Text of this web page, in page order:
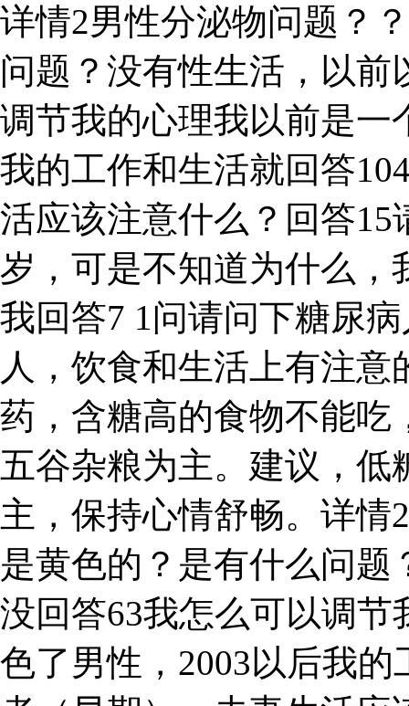
详情2男性分泌物问题？
问题？没有性生活，以前
调节我的心理我以前是一
我的工作和生活就回答
活应该注意什么？回答
岁，可是不知道为什么，
我回答7 1问请问下糖尿
人，饮食和生活上有注
药，含糖高的食物不能吃
五谷杂粮为主。建议，
主，保持心情舒畅。详
是黄色的？是有什么问
没回答63我怎么可以调
色了男性，2003以后我